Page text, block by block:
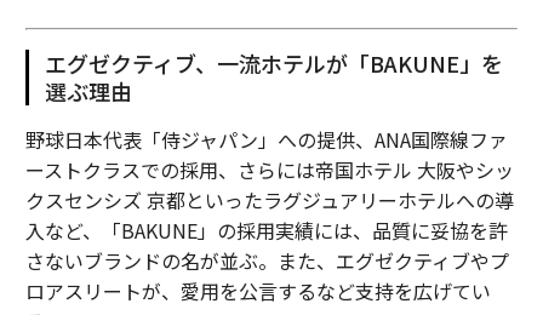
エグゼクティブ、一流ホテルが「BAKUNE」を
選ぶ理由
野球日本代表「侍ジャパン」への提供、ANA国際線ファ
ーストクラスでの採用、さらには帝国ホテル 大阪やシッ
クスセンシズ 京都といったラグジュアリーホテルへの導
入など、「BAKUNE」の採用実績には、品質に妥協を許
さないブランドの名が並ぶ。また、エグゼクティブやプ
ロアスリートが、愛用を公言するなど支持を広げてい